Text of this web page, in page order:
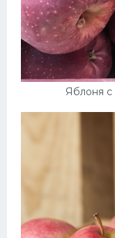
Яблоня с